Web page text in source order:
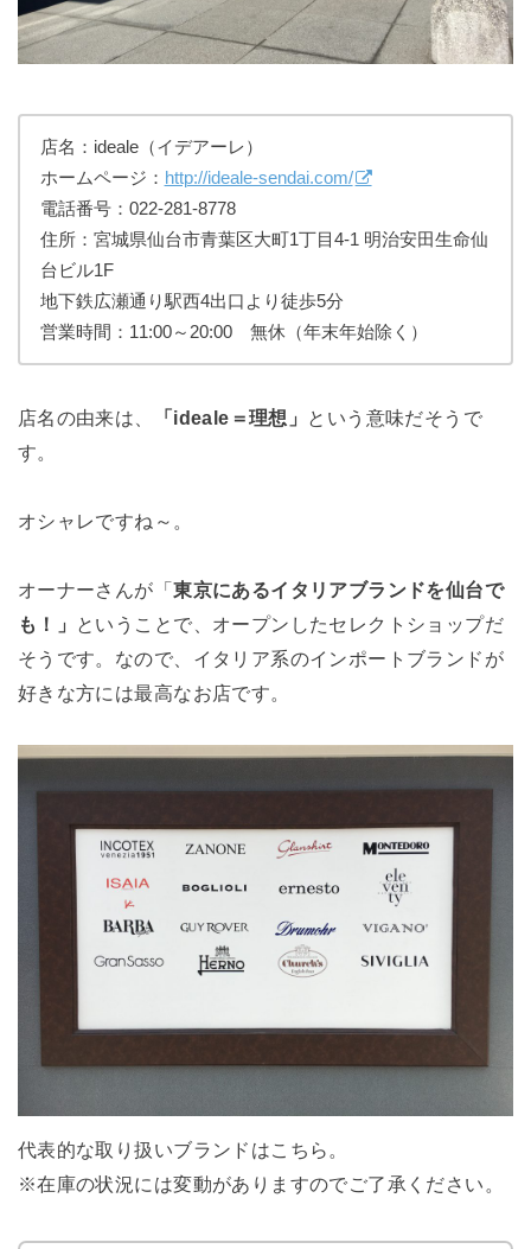
店名：ideale（イデアーレ）
ホームページ： http://ideale-sendai.com/
電話番号：022-281-8778
住所：宮城県仙台市青葉区大町1丁目4-1 明治安田生命仙
台ビル1F
地下鉄広瀬通り駅西4出口より徒歩5分
営業時間：11:00～20:00 無休（年末年始除く）
店名の由来は、 「ideale＝理想」 という意味だそうで
す。
オシャレですね～。
オーナーさんが「東京にあるイタリアブランドを仙台で
も！」
ということで、オープンしたセレクトショップだ
そうです。なので、イタリア系のインポートブランドが
好きな方には最高なお店です。
代表的な取り扱いブランドはこちら。
※在庫の状況には変動がありますのでご了承ください。